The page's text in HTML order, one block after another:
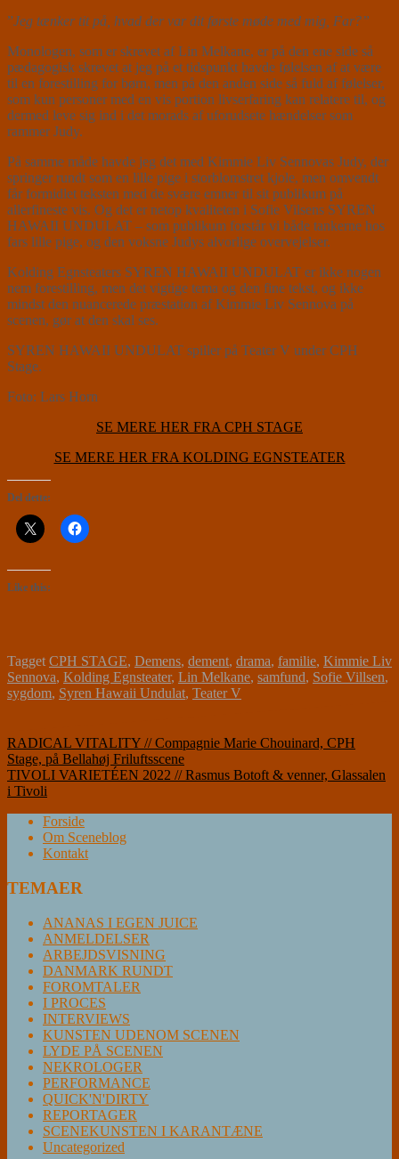
”Jeg tænker tit på, hvad der var dit første møde med mig, Far?”
Monologen, som er skrevet af Lin Melkane, er på den ene side så
pædagogisk skrevet at jeg på et tidspunkt havde følelsen af at være
til en forestilling for børn, men på den anden side så fuld af følelser,
som kun personer med en vis portion livserfaring kan relatere til, og
dermed leve sig ind i det morads af uforudsete hændelser som
rammer Judy.
På samme måde havde jeg det med Kimmie Liv Sennovas Judy, der
springer rundt som en lille pige i storblomstret kjole, men omvendt
får formidlet teksten med de svære emner til sit publikum på
allerfineste vis. Og det er netop kvaliteten i Sofie Vilsens SYREN
HAWAII UNDULAT – som publikum forstår vi både tankerne hos
fars lille pige, og den voksne Judys alvorlige overvejelser.
Kolding Egnsteaters SYREN HAWAII UNDULAT er ikke nogen
nem forestilling, men det vigtige tema og den fine tekst, og ikke
mindst den nuancerede præstation af Kimmie Liv Sennova på
scenen, gør at den skal ses.
SYREN HAWAII UNDULAT spiller på Teater V under CPH
Stage.
Foto: Lars Horn
SE MERE HER FRA CPH STAGE
SE MERE HER FRA KOLDING EGNSTEATER
Del dette:
Like this:
TaggetCPH STAGE, Demens, dement, drama, familie, Kimmie Liv
Sennova, Kolding Egnsteater, Lin Melkane, samfund, Sofie Villsen,
sygdom, Syren Hawaii Undulat, Teater V
Indlægsnavigation
RADICAL VITALITY // Compagnie Marie Chouinard, CPH
Stage, på Bellahøj Friluftsscene
TIVOLI VARIETÉEN 2022 // Rasmus Botoft & venner, Glassalen
i Tivoli
Forside
Om Sceneblog
Kontakt
TEMAER
ANANAS I EGEN JUICE
ANMELDELSER
ARBEJDSVISNING
DANMARK RUNDT
FOROMTALER
I PROCES
INTERVIEWS
KUNSTEN UDENOM SCENEN
LYDE PÅ SCENEN
NEKROLOGER
PERFORMANCE
QUICK'N'DIRTY
REPORTAGER
SCENEKUNSTEN I KARANTÆNE
Uncategorized